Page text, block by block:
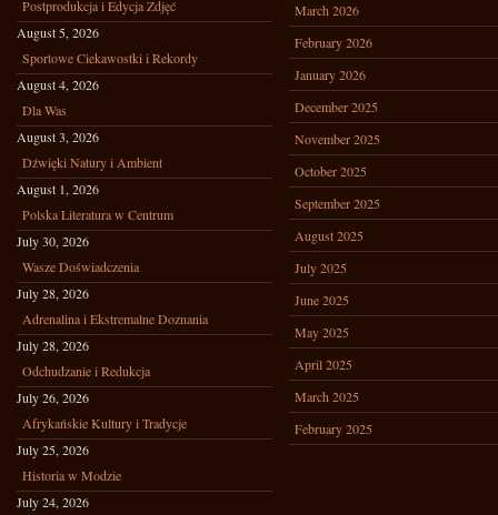
Postprodukcja i Edycja Zdjęć
August 5, 2026
Sportowe Ciekawostki i Rekordy
August 4, 2026
Dla Was
August 3, 2026
Dźwięki Natury i Ambient
August 1, 2026
Polska Literatura w Centrum
July 30, 2026
Wasze Doświadczenia
July 28, 2026
Adrenalina i Ekstremalne Doznania
July 28, 2026
Odchudzanie i Redukcja
July 26, 2026
Afrykańskie Kultury i Tradycje
July 25, 2026
Historia w Modzie
July 24, 2026
March 2026
February 2026
January 2026
December 2025
November 2025
October 2025
September 2025
August 2025
July 2025
June 2025
May 2025
April 2025
March 2025
February 2025